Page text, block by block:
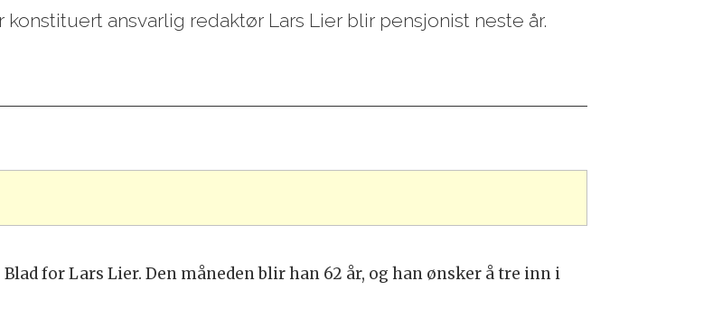
ansvarlig redaktør Lars Lier blir pensjonist neste år.
for Lars Lier. Den måneden blir han 62 år, og han ønsker å tre inn i